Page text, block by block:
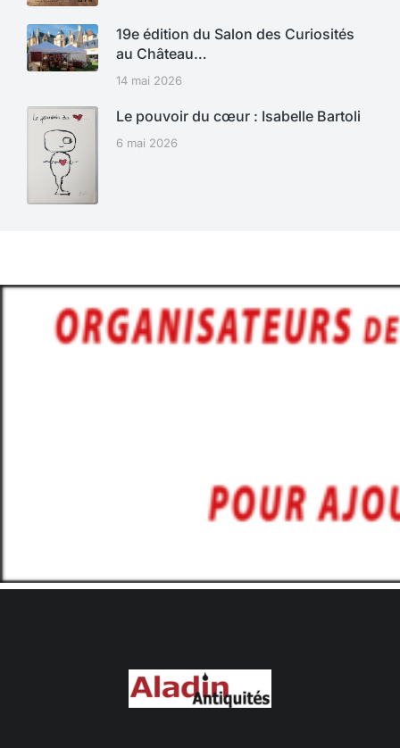
19e édition du Salon des Curiosités
au Château…
14 mai 2026
Le pouvoir du cœur : Isabelle Bartoli
6 mai 2026